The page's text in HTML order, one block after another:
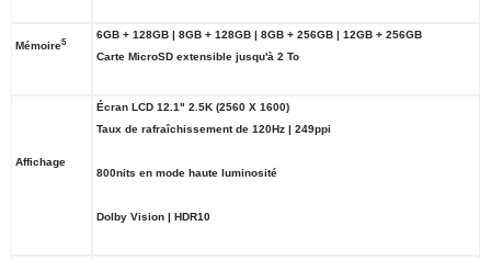
Mémoire5
6GB + 128GB | 8GB + 128GB | 8GB + 256GB | 12GB + 256GB
Carte MicroSD extensible jusqu'à 2 To
Affichage
Écran LCD 12.1" 2.5K (2560 X 1600)
Taux de rafraîchissement de 120Hz | 249ppi
800nits en mode haute luminosité
Dolby Vision | HDR10